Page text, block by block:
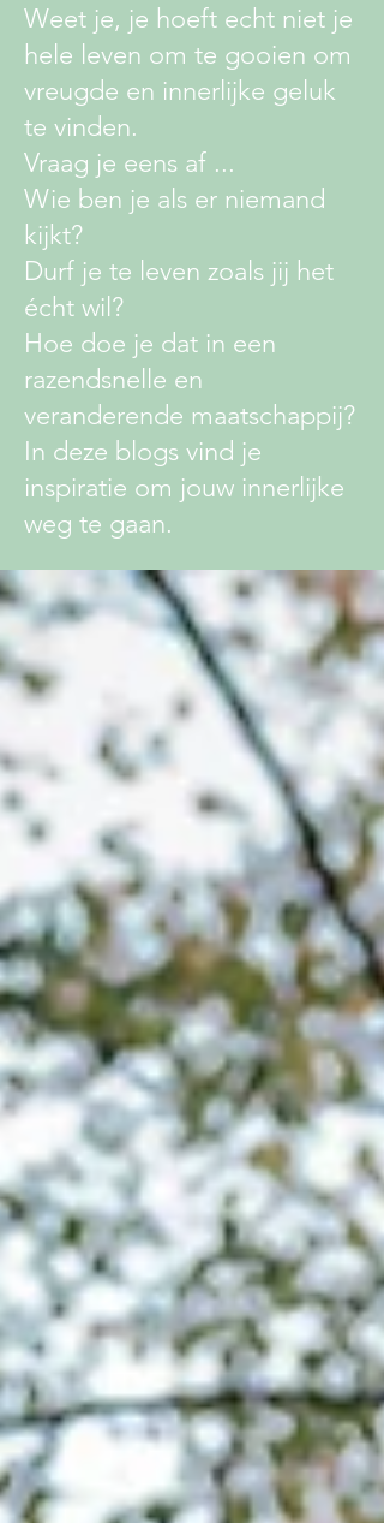
Weet je, je hoeft echt niet je
hele leven om te gooien om
vreugde en innerlijke geluk
te vinden.
Vraag je eens af ...
Wie ben je als er niemand
kijkt?
Durf je te leven zoals jij het
écht wil?
Hoe doe je dat in een
razendsnelle en
veranderende maatschappij?
In deze blogs vind je
inspiratie om jouw innerlijke
weg te gaan.